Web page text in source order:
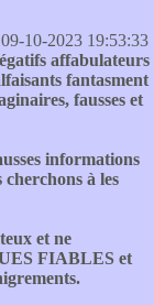
10-2023 19:53:33
affabulateurs
fantasment
fausses et
informations
cherchons à les
et ne
FIABLES et